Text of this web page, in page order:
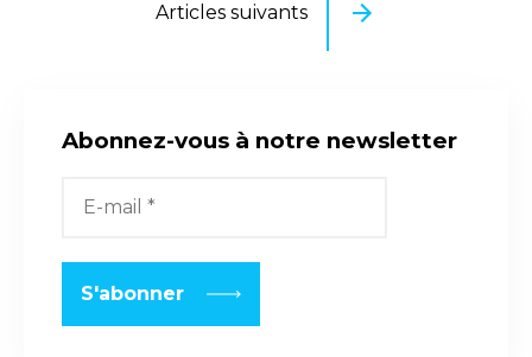
Articles suivants
Abonnez-vous à notre newsletter